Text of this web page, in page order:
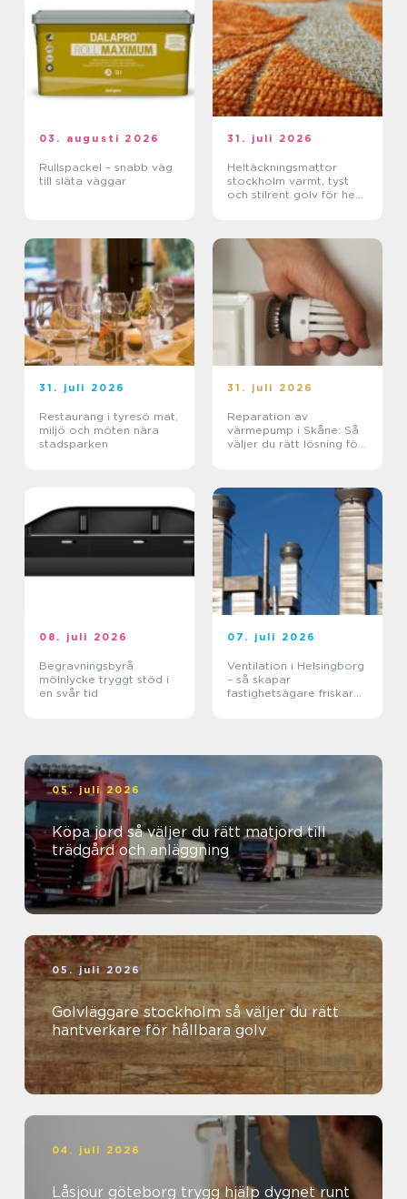
03. augusti 2026
Rullspackel – snabb väg
till släta väggar
31. juli 2026
Heltäckningsmattor
stockholm varmt, tyst
och stilrent golv för hem
31. juli 2026
Restaurang i tyresö mat,
miljö och möten nära
stadsparken
31. juli 2026
Reparation av
värmepump i Skåne: Så
väljer du rätt lösning för
08. juli 2026
Begravningsbyrå
mölnlycke tryggt stöd i
en svår tid
07. juli 2026
Ventilation i Helsingborg
– så skapar
fastighetsägare friskare
05. juli 2026
Köpa jord så väljer du rätt matjord till
trädgård och anläggning
05. juli 2026
Golvläggare stockholm så väljer du rätt
hantverkare för hållbara golv
04. juli 2026
Låsjour göteborg trygg hjälp dygnet runt